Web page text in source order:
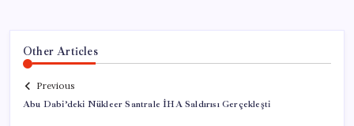
Other Articles
Previous
Abu Dabi’deki Nükleer Santrale İHA Saldırısı Gerçekleşti